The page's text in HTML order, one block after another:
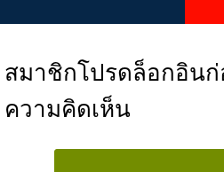
สมาชิกโปรดล็อกอิน
ความคิดเห็น